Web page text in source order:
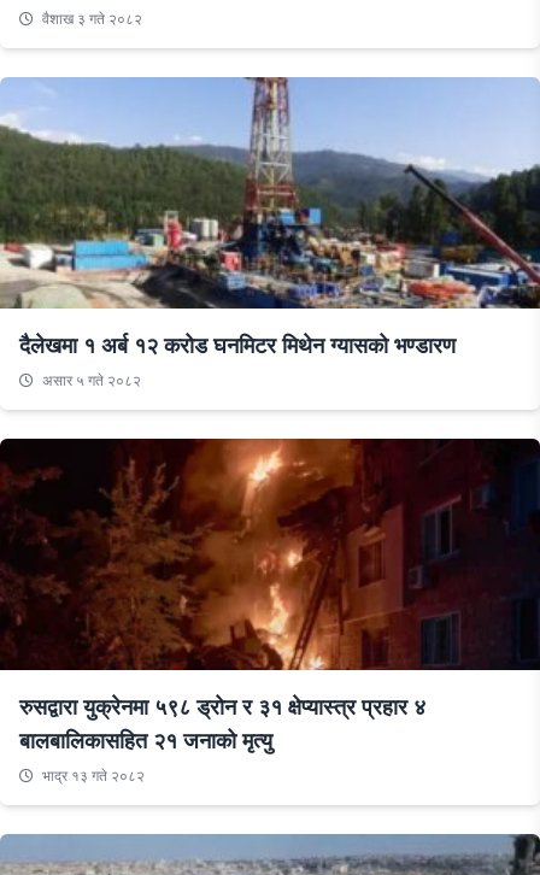
वैशाख ३ गते २०८२
दैलेखमा १ अर्ब १२ करोड घनमिटर मिथेन ग्यासको भण्डारण
असार ५ गते २०८२
रुसद्वारा युक्रेनमा ५९८ ड्रोन र ३१ क्षेप्यास्त्र प्रहार ४
बालबालिकासहित २१ जनाको मृत्यु
भाद्र १३ गते २०८२